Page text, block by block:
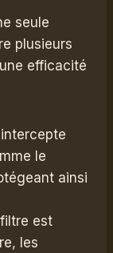
seule
plusieurs
efficacité
intercepte
le
ainsi
est
les